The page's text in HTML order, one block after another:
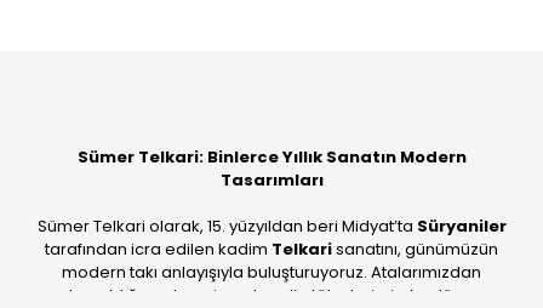
Sümer Telkari: Binlerce Yıllık Sanatın Modern
Tasarımları
Sümer Telkari olarak, 15. yüzyıldan beri Midyat’ta Süryaniler
tarafından icra edilen kadim Telkarisanatını, günümüzün
modern takı anlayışıyla buluşturuyoruz. Atalarımızdan
devraldığımız bu mirası; kendi atölyelerimizde, dünya